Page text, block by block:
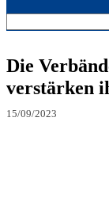
Die
verstärken
15/09/2023